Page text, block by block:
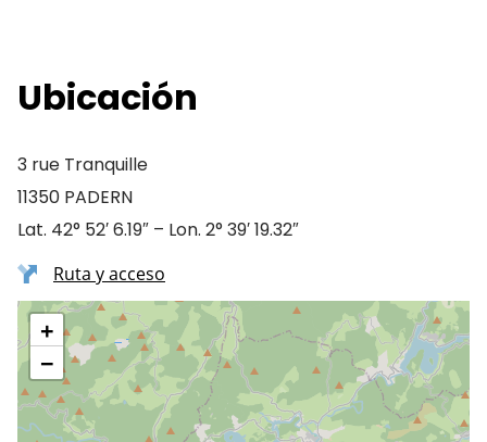
Ubicación
3 rue Tranquille
11350 PADERN
Lat. 42° 52′ 6.19″ – Lon. 2° 39′ 19.32″
Ruta y acceso
+
−